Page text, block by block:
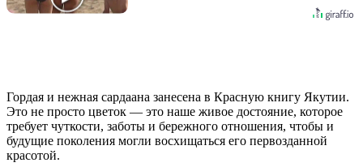
Гордая и нежная сардаана занесена в Красную книгу Якутии.
Это не просто цветок — это наше живое достояние, которое
требует чуткости, заботы и бережного отношения, чтобы и
будущие поколения могли восхищаться его первозданной
красотой.